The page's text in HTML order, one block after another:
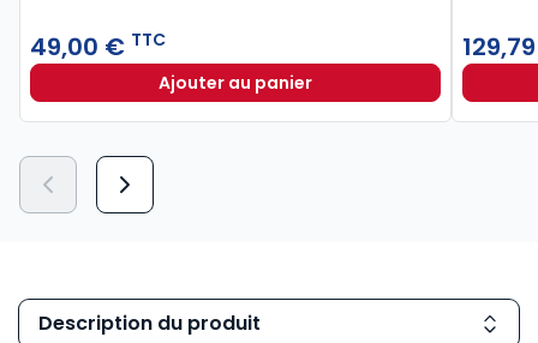
49,00 € TTC
Ajouter au panierLe guide du manager 2026 à
Description du produit